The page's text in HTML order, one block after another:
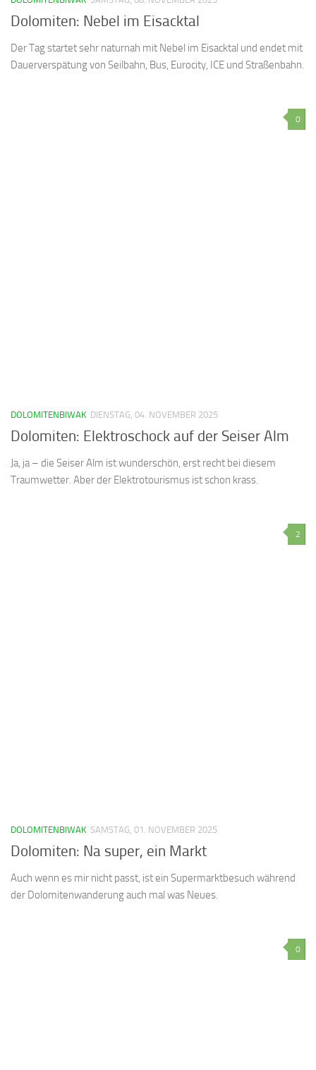
Dolomiten: Nebel im Eisacktal
Der Tag startet sehr naturnah mit Nebel im Eisacktal und endet mit
Dauerverspätung von Seilbahn, Bus, Eurocity, ICE und Straßenbahn.
0
DOLOMITENBIWAK DIENSTAG, 04. NOVEMBER 2025
Dolomiten: Elektroschock auf der Seiser Alm
Ja, ja – die Seiser Alm ist wunderschön, erst recht bei diesem
Traumwetter. Aber der Elektrotourismus ist schon krass.
2
DOLOMITENBIWAK SAMSTAG, 01. NOVEMBER 2025
Dolomiten: Na super, ein Markt
Auch wenn es mir nicht passt, ist ein Supermarktbesuch während
der Dolomitenwanderung auch mal was Neues.
0